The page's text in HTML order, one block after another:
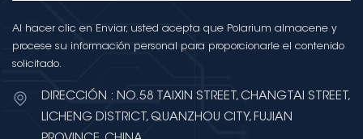
Al hacer clic en Enviar, usted acepta que Polarium almacene y
procese su información personal para proporcionarle el contenido
solicitado.
DIRECCIÓN : NO.58 TAIXIN STREET, CHANGTAI STREET,
LICHENG DISTRICT, QUANZHOU CITY, FUJIAN